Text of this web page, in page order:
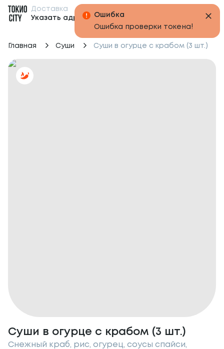
Доставка
Указать адрес
Главная Суши Суши в огурце с крабом (3 шт.)
Суши в огурце с крабом (3 шт.)
Снежный краб, рис, огурец, соусы спайси,